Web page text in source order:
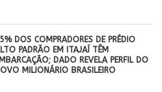
DOS COMPRADORES DE PRÉDIO
PADRÃO EM ITAJAÍ TÊM
DADO REVELA PERFIL DO
MILIONÁRIO BRASILEIRO